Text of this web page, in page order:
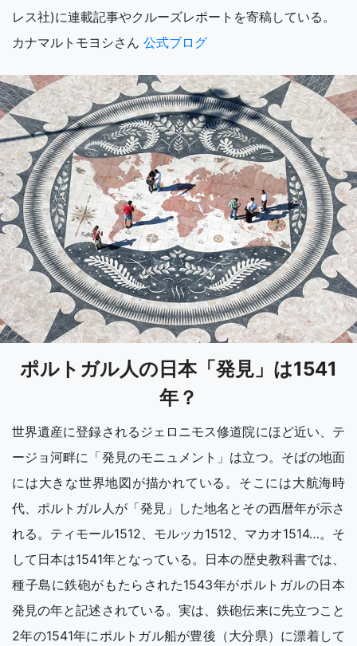
レス社)に連載記事やクルーズレポートを寄稿している。
カナマルトモヨシさん 公式ブログ
ポルトガル人の日本「発見」は1541
年？
世界遺産に登録されるジェロニモス修道院にほど近い、テ
ージョ河畔に「発見のモニュメント」は立つ。そばの地面
には大きな世界地図が描かれている。そこには大航海時
代、ポルトガル人が「発見」した地名とその西暦年が示さ
れる。ティモール1512、モルッカ1512、マカオ1514…。そ
して日本は1541年となっている。日本の歴史教科書では、
種子島に鉄砲がもたらされた1543年がポルトガルの日本
発見の年と記述されている。実は、鉄砲伝来に先立つこと
2年の1541年にポルトガル船が豊後（大分県）に漂着して